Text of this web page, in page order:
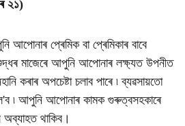
২১)
আপোনাৰ প্ৰেমিক বা প্ৰেমিকাৰ বাবে
মাজেৰে আপুনি আপোনাৰ লক্ষ্যত উপনীত
কৰাৰ অপচেষ্টা চলাব পাৰে ৷ ব্যৱসায়তো
৷ আপুনি আপোনাৰ কামক গুৰুত্বসহকাৰে
থাকিব।